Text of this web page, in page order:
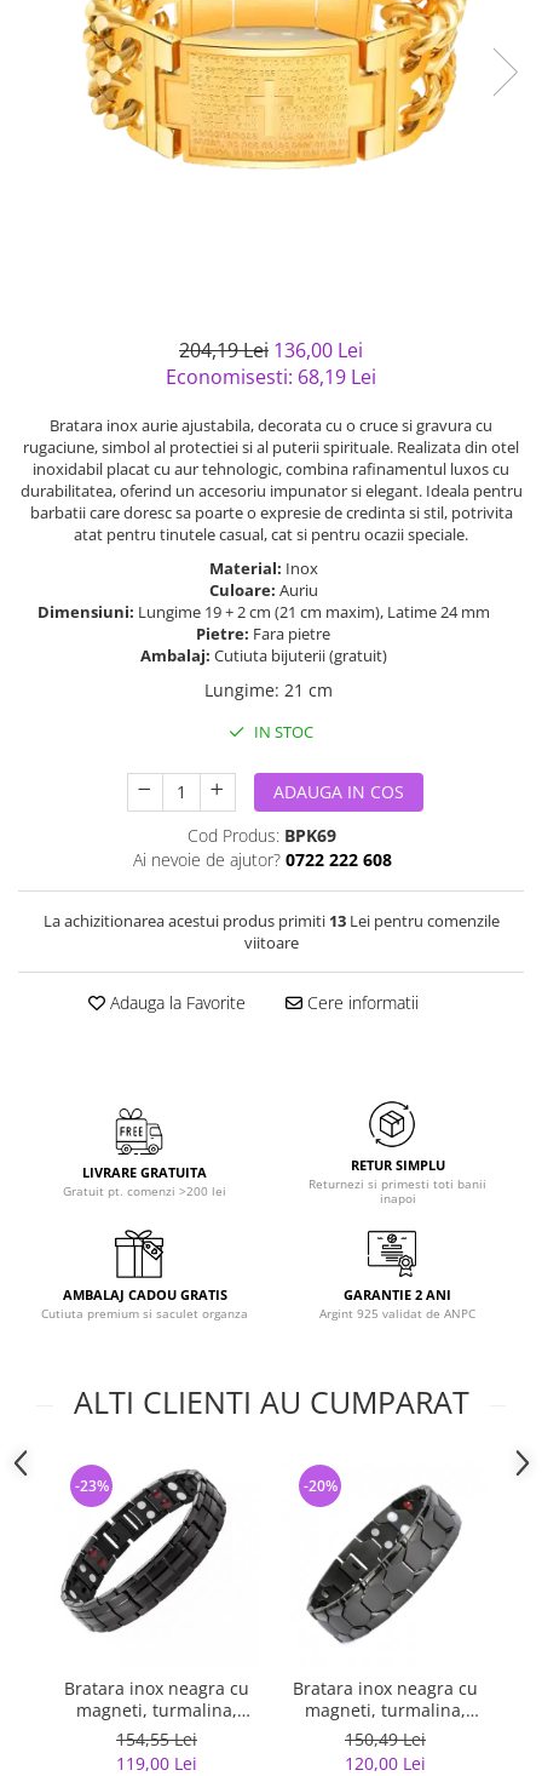
semipretioase
Bijuterii argint placat cu aur
Bijuterii argint cu diverse
Bijuterii argint cu murano
Bijuterii de Lux
Bijuterii gotice si rock
Bijuterii Handmade
Bijuterii fantezie
204,19 Lei 136,00 Lei
Economisesti: 68,19 Lei
Bratara inox aurie ajustabila, decorata cu o cruce si gravura cu
rugaciune, simbol al protectiei si al puterii spirituale. Realizata din otel
inoxidabil placat cu aur tehnologic, combina rafinamentul luxos cu
durabilitatea, oferind un accesoriu impunator si elegant. Ideala pentru
barbatii care doresc sa poarte o expresie de credinta si stil, potrivita
atat pentru tinutele casual, cat si pentru ocazii speciale.
Material: Inox
Culoare: Auriu
Dimensiuni: Lungime 19 + 2 cm (21 cm maxim), Latime 24 mm
Pietre: Fara pietre
Ambalaj: Cutiuta bijuterii (gratuit)
Lungime: 21 cm
IN STOC
ADAUGA IN COS
Cod Produs: BPK69
Ai nevoie de ajutor? 0722 222 608
La achizitionarea acestui produs primiti 13Lei pentru comenzile
viitoare
Adauga la Favorite Cere informatii
LIVRARE GRATUITA
Gratuit pt. comenzi >200 lei
RETUR SIMPLU
Returnezi si primesti toti banii
inapoi
AMBALAJ CADOU GRATIS
Cutiuta premium si saculet organza
GARANTIE 2 ANI
Argint 925 validat de ANPC
ALTI CLIENTI AU CUMPARAT
Bratara inox neagra cu
magneti, turmalina,
germaniu si anioni
154,55 Lei
119,00 Lei
-23%
Bratara inox neagra cu
magneti, turmalina,
germaniu si anioni
150,49 Lei
120,00 Lei
-20%